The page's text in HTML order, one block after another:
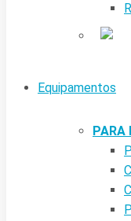
Equipamentos
PARA